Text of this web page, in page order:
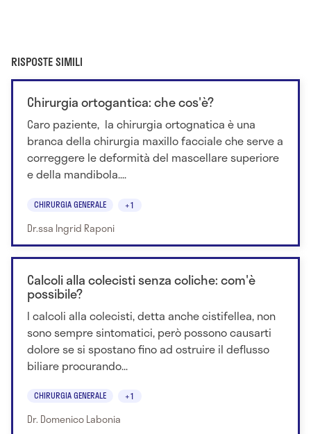
RISPOSTE SIMILI
Chirurgia ortogantica: che cos'è?
Caro paziente, la chirurgia ortognatica è una
branca della chirurgia maxillo facciale che serve a
correggere le deformità del mascellare superiore
e della mandibola....
CHIRURGIA GENERALE +1
Dr.ssa Ingrid Raponi
Calcoli alla colecisti senza coliche: com'è
possibile?
I calcoli alla colecisti, detta anche cistifellea, non
sono sempre sintomatici, però possono causarti
dolore se si spostano fino ad ostruire il deflusso
biliare procurando...
CHIRURGIA GENERALE +1
Dr. Domenico Labonia